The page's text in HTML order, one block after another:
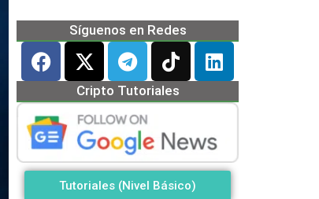
Síguenos en Redes
Cripto Tutoriales
Tutoriales (Nivel Básico)